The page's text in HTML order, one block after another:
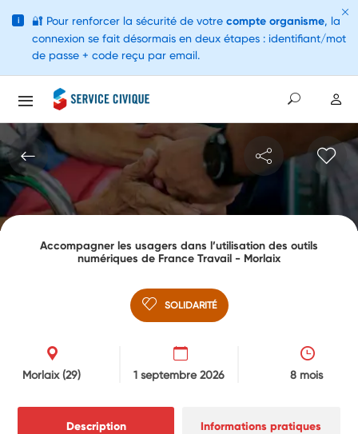
Accompagner les usagers dans l’utilisation des outils
numériques de France Travail - Morlaix
SOLIDARITÉ
Morlaix(29) 1 septembre 2026 8 mois
Description Informations pratiques
i 🔐 Pour renforcer la sécurité de votre compte organisme, la
connexion se fait désormais en deux étapes : identifiant/mot
de passe + code reçu par email.